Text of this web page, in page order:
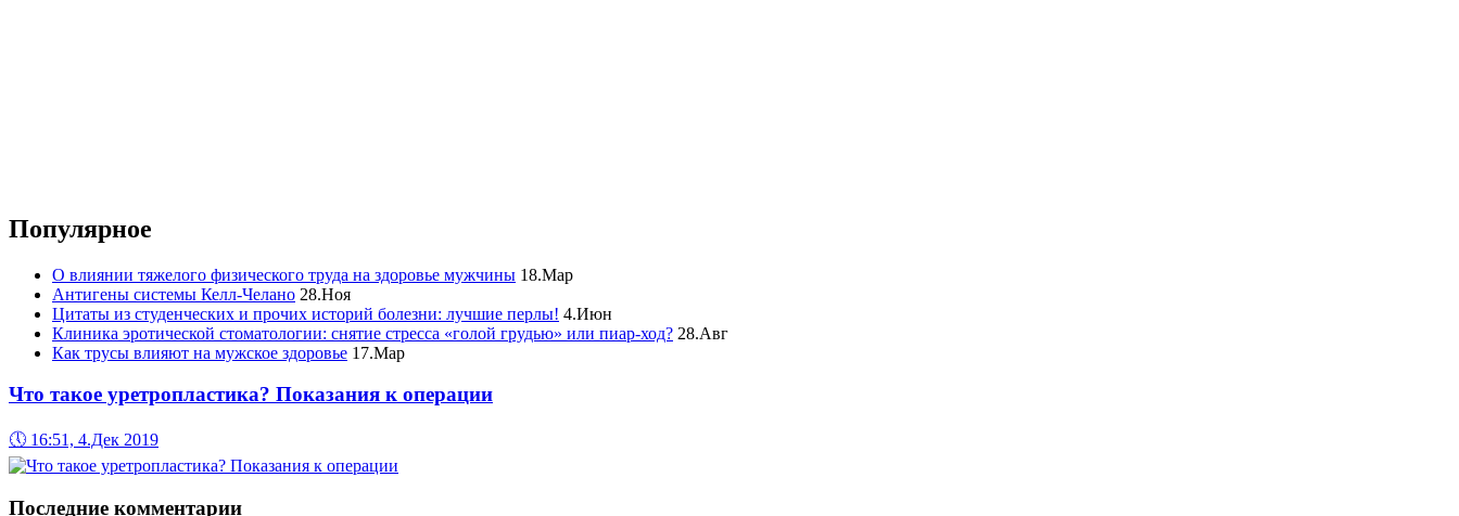
Популярное
О влиянии тяжелого физического труда на здоровье мужчины 18.Мар
Антигены системы Келл-Челано 28.Ноя
Цитаты из студенческих и прочих историй болезни: лучшие перлы! 4.Июн
Клиника эротической стоматологии: снятие стресса «голой грудью» или пиар-ход? 28.Авг
Как трусы влияют на мужское здоровье 17.Мар
Что такое уретропластика? Показания к операции
🕔 16:51, 4.Дек 2019
Последние комментарии